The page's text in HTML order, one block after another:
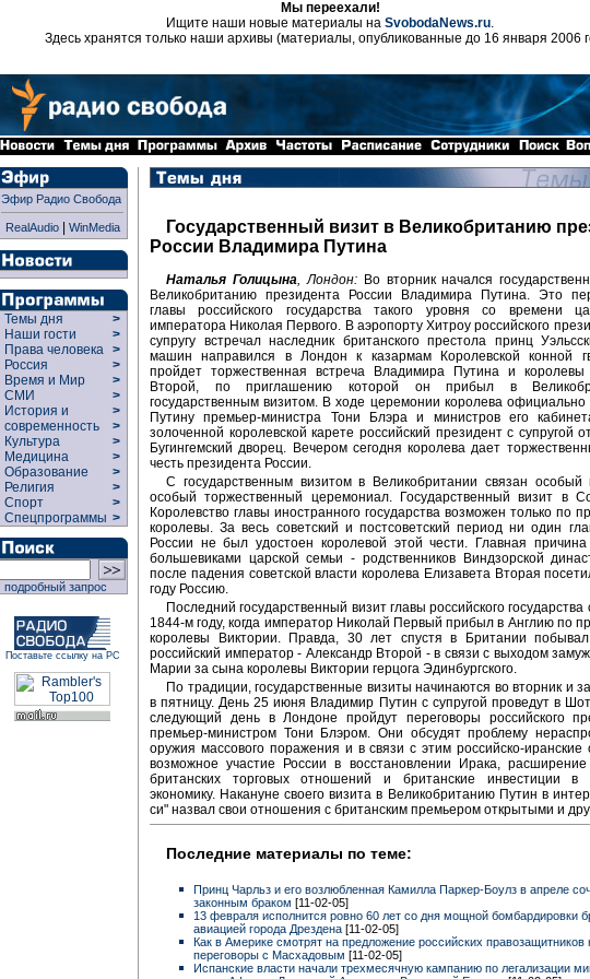
Мы переехали!
Ищите наши новые материалы на SvobodaNews.ru.
Здесь хранятся только наши архивы (материалы, опубликованные до 16 января 2006
Эфир Радио Свобода
RealAudio| WinMedia
Темы дня
>
Наши гости
>
Права человека >
Россия
>
Время и Мир
>
СМИ
>
История и
современность
>
>
Культура
>
Медицина
>
Образование
>
Религия
>
Спорт
>
Спецпрограммы >
подробный запрос
Поставьте ссылку на РС
Государственный визит в Великобританию
России Владимира Путина
Наталья Голицына , Лондон:Во вторник начался
Великобританию президента России Владимира Путина. Это
главы российского государства такого уровня со времени
императора Николая Первого. В аэропорту Хитроу российского
супругу встречал наследник британского престола принц
машин направился в Лондон к казармам Королевской конной
пройдет торжественная встреча Владимира Путина и королевы
Второй, по приглашению которой он прибыл в
государственным визитом. В ходе церемонии королева официально
Путину премьер-министра Тони Блэра и министров его
золоченной королевской карете российский президент с супругой
Бугингемский дворец. Вечером сегодня королева дает
честь президента России.
С государственным визитом в Великобритании связан особый
особый торжественный церемониал. Государственный визит в
Королевство главы иностранного государства возможен только по
королевы. За весь советский и постсоветский период ни один
России не был удостоен королевой этой чести. Главная
большевиками царской семьи - родственников Виндзорской
после падения советской власти королева Елизавета Вторая
году Россию.
Последний государственный визит главы российского государства
1844-м году, когда император Николай Первый прибыл в Англию по
королевы Виктории. Правда, 30 лет спустя в Британии
российский император - Александр Второй - в связи с выходом
Марии за сына королевы Виктории герцога Эдинбургского.
По традиции, государственные визиты начинаются во вторник и
в пятницу. День 25 июня Владимир Путин с супругой проведут в
следующий день в Лондоне пройдут переговоры российского
премьер-министром Тони Блэром. Они обсудят проблему
оружия массового поражения и в связи с этим российско-
возможное участие России в восстановлении Ирака, расширение
британских торговых отношений и британские инвестиции в
экономику. Накануне своего визита в Великобританию Путин в
си" назвал свои отношения с британским премьером открытыми и
Последние материалы по теме:
Принц Чарльз и его возлюбленная Камилла Паркер-Боулз в апреле
законным браком [11-02-05]
13 февраля исполнится ровно 60 лет со дня мощной бомбардировки
авиацией города Дрездена [11-02-05]
Как в Америке смотрят на предложение российских правозащитников
переговоры с Масхадовым [11-02-05]
Испанские власти начали трехмесячную кампанию по легализации